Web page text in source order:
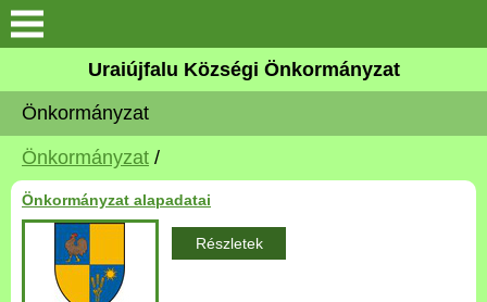
Köszöntő
Elérhetőségek
Uraiújfalu
Önkormányzat
Közös Önkormányzati
Uraiújfalu Községi Önkormányzat
Önkormányzat
Önkormányzat /
Önkormányzat alapadatai
Részletek